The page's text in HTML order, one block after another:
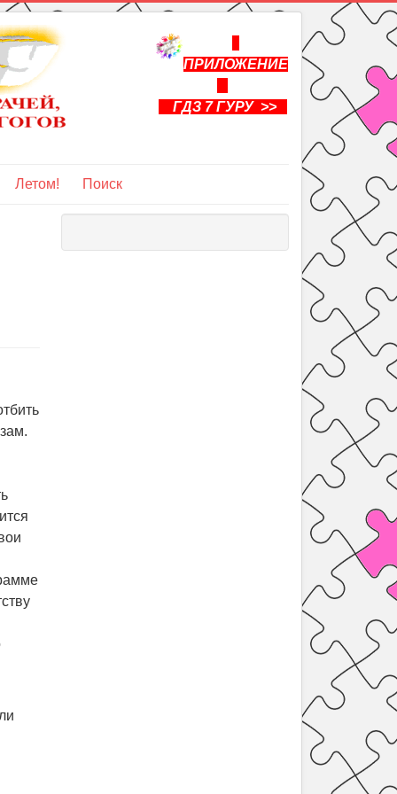
ПРИЛОЖЕНИЕ
ГДЗ 7 ГУРУ >>
Летом! Поиск